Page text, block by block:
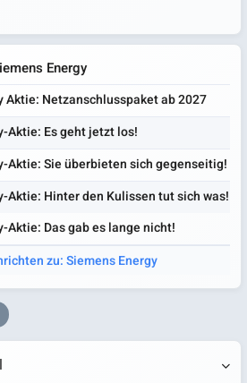
Energy
Aktie: Netzanschlusspaket ab 2027
Aktie: Es geht jetzt los!
Aktie: Sie überbieten sich gegenseitig!
Aktie: Hinter den Kulissen tut sich was!
Aktie: Das gab es lange nicht!
zu: Siemens Energy